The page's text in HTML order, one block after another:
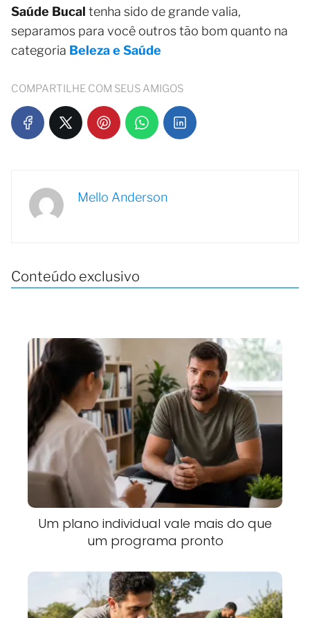
Saúde Bucal tenha sido de grande valia,
separamos para você outros tão bom quanto na
categoria Beleza e Saúde
COMPARTILHE COM SEUS AMIGOS
Mello Anderson
Conteúdo exclusivo
Um plano individual vale mais do que
um programa pronto